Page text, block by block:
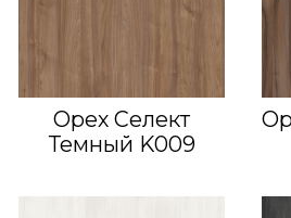
Орех Селект
Темный K009